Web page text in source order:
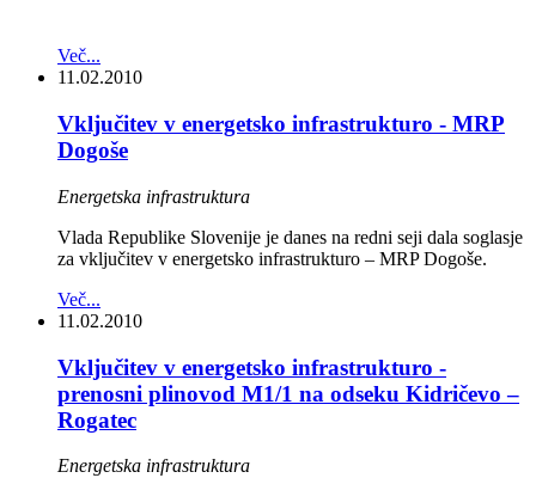
Več...
11.02.2010
Vključitev v energetsko infrastrukturo - MRP
Dogoše
Energetska infrastruktura
Vlada Republike Slovenije je danes na redni seji dala soglasje
za vključitev v energetsko infrastrukturo – MRP Dogoše.
Več...
11.02.2010
Vključitev v energetsko infrastrukturo -
prenosni plinovod M1/1 na odseku Kidričevo –
Rogatec
Energetska infrastruktura